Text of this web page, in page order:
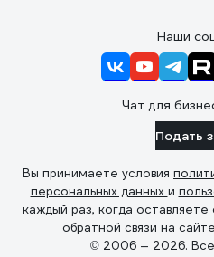
Наши
Чат для
Подать
Вы принимаете условия
персональных данных и
каждый раз, когда
обратной связи на
© 2006 — 2026.